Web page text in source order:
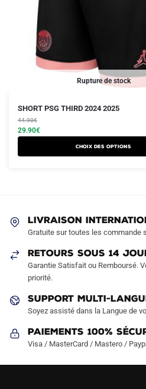
Rupture de stock
SHORT PSG THIRD 2024 2025
44.90€
Le
prix
initial
était :
29.90€
Le
prix
actuel
est :
Choix des options
Ce
produit
a
être
choisies
sur
page
produit
LIVRAISON
Gratuite sur toutes les commande
RETOURS SOUS 14
Garantie Satisfait ou Remboursé.
priorité.
SUPPORT MULTI-
Soyez assisté dans la Langue de
Paiements 100%
Visa / MasterCard / Mastero /